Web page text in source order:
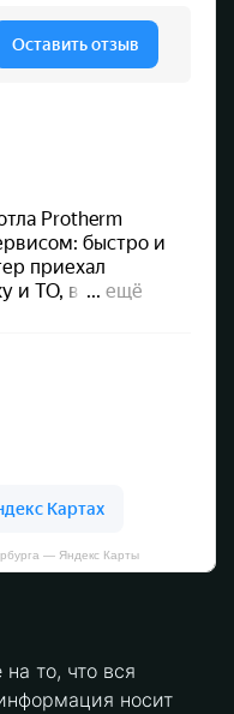
— Яндекс Карты
то, что вся
носит